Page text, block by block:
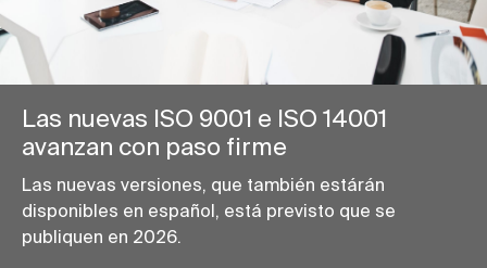
Las nuevas ISO 9001 e ISO 14001
avanzan con paso firme
Las nuevas versiones, que también estárán
disponibles en español, está previsto que se
publiquen en 2026.